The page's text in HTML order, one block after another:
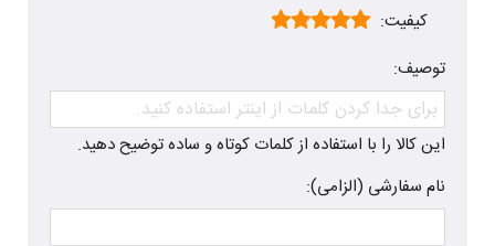
کیفیت:
توصیف:
این کالا را با استفاده از کلمات کوتاه و ساده توضیح دهید.
نام سفارشی (الزامی):